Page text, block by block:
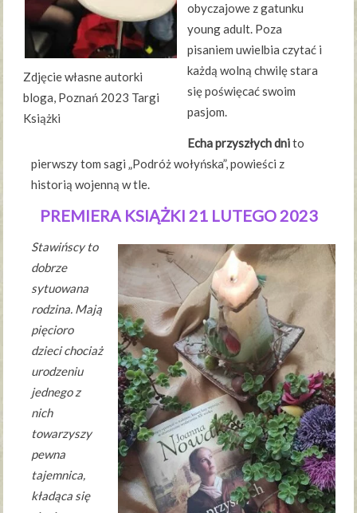
Zdjęcie własne autorki
bloga, Poznań 2023 Targi
Książki
obyczajowe z gatunku
young adult. Poza
pisaniem uwielbia czytać i
każdą wolną chwilę stara
się poświęcać swoim
pasjom.
Echa przyszłych dnito
pierwszy tom sagi „Podróż wołyńska”, powieści z
historią wojenną w tle.
PREMIERA KSIĄŻKI 21 LUTEGO 2023
Stawińscy to
dobrze
sytuowana
rodzina. Mają
pięcioro
dzieci chociaż
urodzeniu
jednego z
nich
towarzyszy
pewna
tajemnica,
kładąca się